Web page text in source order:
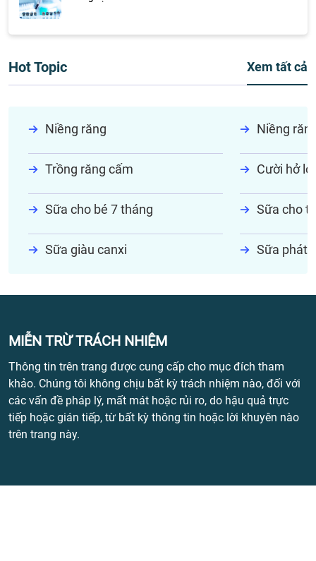
Hot Topic Xem tất cả
Niềng răng Niềng
Trồng răng cấm Cười hở lợi
Sữa cho bé 7 tháng Sữa cho
Sữa giàu canxi Sữa phát
MIỄN TRỪ TRÁCH NHIỆM
Thông tin trên trang được cung cấp cho mục đích tham
khảo. Chúng tôi không chịu bất kỳ trách nhiệm nào, đối với
các vấn đề pháp lý, mất mát hoặc rủi ro, do hậu quả trực
tiếp hoặc gián tiếp, từ bất kỳ thông tin hoặc lời khuyên nào
trên trang này.